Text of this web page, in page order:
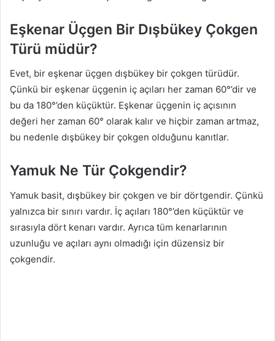
Eşkenar Üçgen Bir Dışbükey Çokgen
Türü müdür?
Evet, bir eşkenar üçgen dışbükey bir çokgen türüdür.
Çünkü bir eşkenar üçgenin iç açıları her zaman 60°’dir ve
bu da 180°’den küçüktür. Eşkenar üçgenin iç açısının
değeri her zaman 60° olarak kalır ve hiçbir zaman artmaz,
bu nedenle dışbükey bir çokgen olduğunu kanıtlar.
Yamuk Ne Tür Çokgendir?
Yamuk basit, dışbükey bir çokgen ve bir dörtgendir. Çünkü
yalnızca bir sınırı vardır. İç açıları 180°’den küçüktür ve
sırasıyla dört kenarı vardır. Ayrıca tüm kenarlarının
uzunluğu ve açıları aynı olmadığı için düzensiz bir
çokgendir.